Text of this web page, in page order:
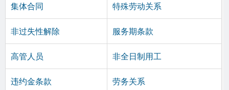
集体合同 特殊劳动关系
非过失性解除 服务期条款
高管人员 非全日制用工
违约金条款 劳务关系